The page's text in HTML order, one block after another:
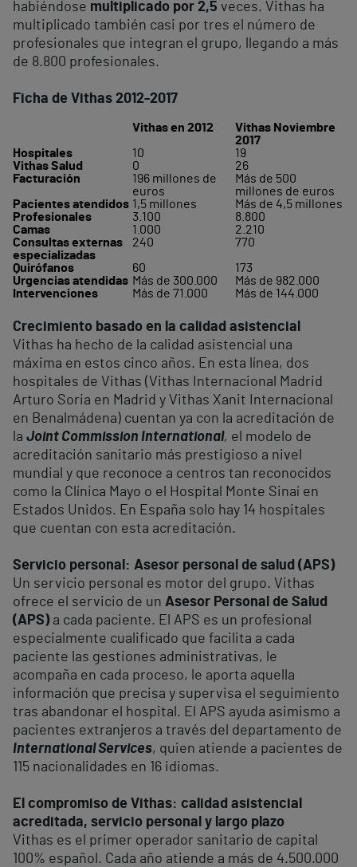
habiéndose multiplicado por 2,5 veces. Vithas ha
multiplicado también casi por tres el número de
profesionales que integran el grupo, llegando a más
de 8.800 profesionales.
Ficha de Vithas 2012-2017
Vithas en 2012
Vithas Noviembre
2017
Hospitales
10
19
Vithas Salud
0
26
Facturación
196 millones de
euros
Más de 500
millones de euros
Pacientes atendidos 1,5 millones
Más de 4,5 millones
Profesionales
3.100
8.800
Camas
1.000
2.210
Consultas externas
especializadas
240
770
Quirófanos
60
173
Urgencias atendidas Más de 300.000
Más de 982.000
Intervenciones
Más de 71.000 Más de 144.000
Crecimiento basado en la calidad asistencial
Vithas ha hecho de la calidad asistencial una
máxima en estos cinco años. En esta línea, dos
hospitales de Vithas (Vithas Internacional Madrid
Arturo Soria en Madrid y Vithas Xanit Internacional
en Benalmádena) cuentan ya con la acreditación de
la Joint Commission International, el modelo de
acreditación sanitario más prestigioso a nivel
mundial y que reconoce a centros tan reconocidos
como la Clínica Mayo o el Hospital Monte Sinaí en
Estados Unidos. En España solo hay 14 hospitales
que cuentan con esta acreditación.
Servicio personal: Asesor personal de salud (APS)
Un servicio personal es motor del grupo. Vithas
ofrece el servicio de un Asesor Personal de Salud
(APS) a cada paciente. El APS es un profesional
especialmente cualificado que facilita a cada
paciente las gestiones administrativas, le
acompaña en cada proceso, le aporta aquella
información que precisa y supervisa el seguimiento
tras abandonar el hospital. El APS ayuda asimismo a
pacientes extranjeros a través del departamento de
International Services, quien atiende a pacientes de
115 nacionalidades en 16 idiomas.
El compromiso de Vithas: calidad asistencial
acreditada, servicio personal y largo plazo
Vithas es el primer operador sanitario de capital
100% español. Cada año atiende a más de 4.500.000